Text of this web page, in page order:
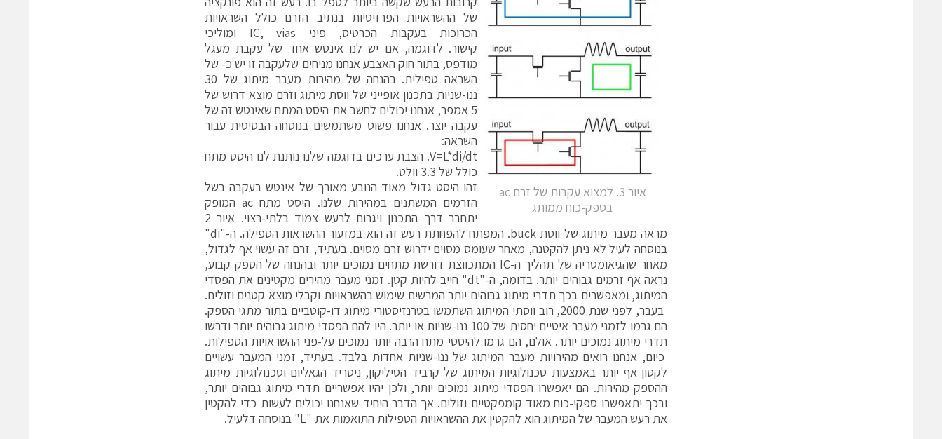
איור 3. למצוא עקבות של זרם ac
בספק-כוח ממותג
של ההשראויות הפרזיטיות בנתיב הזרם כולל השראויות
הכרוכות בעקבות הכרטיס, פיני IC, vias ומוליכי
קישור. לדוגמה, אם יש לנו אינטש אחד של עקבת מעגל
מודפס, בתור חוק האצבע אנחנו מניחים שלעקבה זו יש כ- של
השראה טפילית. בהנחה של מהירות מעבר מיתוג של 30
ננו-שניות בתכנון אופייני של ווסת מיתוג וזרם מוצא דרוש של
5 אמפר, אנחנו יכולים לחשב את היסט המתח שאינטש זה של
עקבה יוצר. אנחנו פשוט משתמשים בנוסחה הבסיסית עבור
השראה:
V=L*di/dt. הצבת ערכים בדוגמה שלנו נותנת לנו היסט מתח
כולל של 3.3 וולט.
זהו היסט גדול מאוד הנובע מאורך של אינטש בעקבה בשל
הזרמים המשתנים במהירות שלנו. היסט מתח ac המופק
יתחבר דרך התכנון ויגרום לרעש צמוד בלתי-רצוי. איור 2
מראה מעבר מיתוג של ווסת buck. המפתח להפחתת רעש זה הוא במזעור ההשראות הטפילה. ה-"di"
בנוסחה לעיל לא ניתן להקטנה, מאחר שעומס מסוים ידרוש זרם מסוים. בעתיד, זרם זה עשוי אף לגדול,
מאחר שהגיאומטריה של תהליך ה-IC המתכווצת דורשת מתחים נמוכים יותר ובהנחה של הספק קבוע,
נראה אף זרמים גבוהים יותר. בדומה, ה-"dt" חייב להיות קטן. זמני מעבר מהירים מקטינים את הפסדי
המיתוג, ומאפשרים בכך תדרי מיתוג גבוהים יותר המרשים שימוש בהשראויות וקבלי מוצא קטנים וזולים.
בעבר, לפני שנת 2000, רוב ווסתי המיתוג השתמשו בטרנזיסטורי מיתוג דו-קוטביים בתור מתגי הספק.
הם גרמו לזמני מעבר איטיים יחסית של 100 ננו-שניות או יותר. היו להם הפסדי מיתוג גבוהים יותר ודרשו
תדרי מיתוג נמוכים יותר. אולם, הם גרמו להיסטי מתח הרבה יותר נמוכים על-פני ההשראויות הטפילות.
כיום, אנחנו רואים מהירויות מעבר המיתוג של ננו-שניות אחדות בלבד. בעתיד, זמני המעבר עשויים
לקטון אף יותר באמצעות טכנולוגיות המיתוג של קרביד הסיליקון, ניטריד הגאליום וטכנולוגיות מיתוג
ההספק מהירות. הם יאפשרו הפסדי מיתוג נמוכים יותר, ולכן יהיו אפשריים תדרי מיתוג גבוהים יותר,
ובכך יתאפשרו ספקי-כוח מאוד קומפקטיים וזולים. אך הדבר היחיד שאנחנו יכולים לעשות כדי להקטין
את רעש המעבר של המיתוג הוא להקטין את ההשראויות הטפילות התואמות את "L" בנוסחה דלעיל.